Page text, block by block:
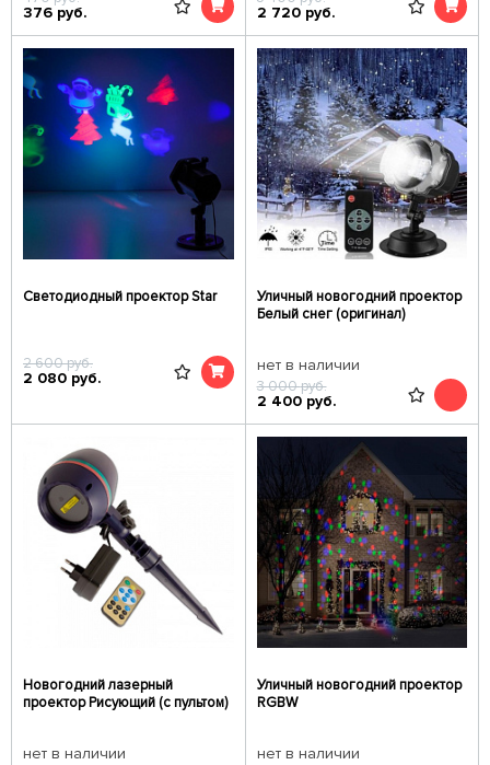
376 руб. 2 720 руб.
Светодиодный проектор Star
2 600руб.
2 080 руб.
Уличный новогодний проектор
Белый снег (оригинал)
нет в наличии
3 000руб.
2 400 руб.
Новогодний лазерный
проектор Рисующий (с пультом)
нет в наличии
Уличный новогодний проектор
RGBW
нет в наличии